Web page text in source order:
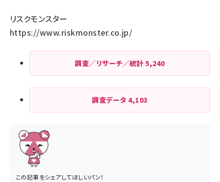
リスクモンスター
https://www.riskmonster.co.jp/
調査／リサーチ／統計5,240
調査データ4,103
この記事をシェアしてほしいパン！